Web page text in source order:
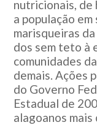
nutricionais, de
a população
marisqueiras
dos sem teto à
comunidades
demais. Ações
do Governo
Estadual de
alagoanos mais